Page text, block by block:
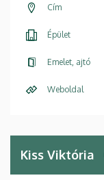
Cím
Épület
Emelet, ajtó
Weboldal
Kiss Viktória